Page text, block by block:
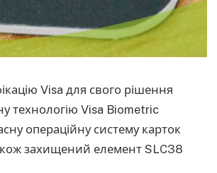
Visa для свого рішення
технологію Visa Biometric
операційну систему карток
захищений елемент SLC38